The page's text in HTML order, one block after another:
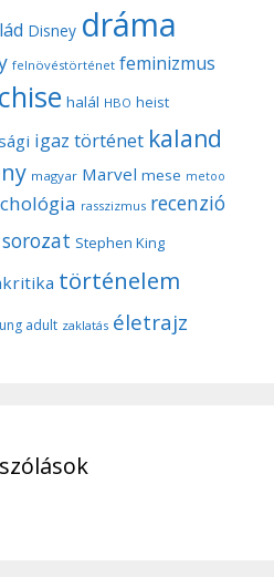
Disney dráma
felnövéstörténet feminizmus
halál HBO heist
igaz történet kaland
magyar Marvel mese metoo
rasszizmus recenzió
sorozat Stephen King
történelem
adult zaklatás életrajz